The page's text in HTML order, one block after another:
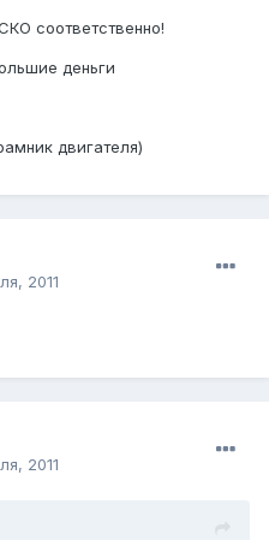
соответственно!
деньги
двигателя)
2011
2011